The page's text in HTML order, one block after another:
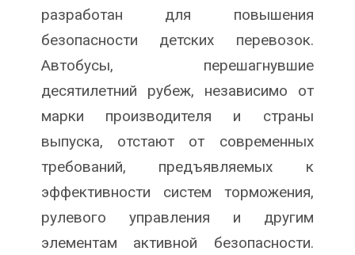
разработан для повышения
безопасности детских перевозок.
Автобусы, перешагнувшие
десятилетний рубеж, независимо от
марки производителя и страны
выпуска, отстают от современных
требований, предъявляемых к
эффективности систем торможения,
рулевого управления и другим
элементам активной безопасности.